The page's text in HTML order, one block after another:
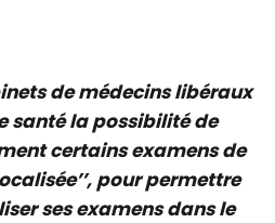
de médecins libéraux
santé la possibilité de
certains examens de
pour permettre
ses examens dans le